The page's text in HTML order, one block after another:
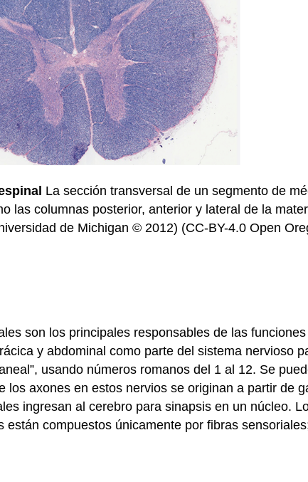
La sección transversal de un segmento de
las columnas posterior, anterior y lateral de la
de Michigan © 2012) (CC-BY-4.0 Open
son los principales responsables de las
y abdominal como parte del sistema nervioso
usando números romanos del 1 al 12. Se
axones en estos nervios se originan a partir de
ingresan al cerebro para sinapsis en un núcleo.
compuestos únicamente por fibras